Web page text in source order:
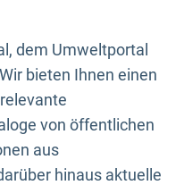
dem Umweltportal
bieten Ihnen einen
von öffentlichen
aus
hinaus aktuelle